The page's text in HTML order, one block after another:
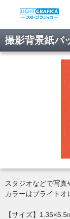
スタジオなどで写真
カラーはブライトオ
【サイズ】